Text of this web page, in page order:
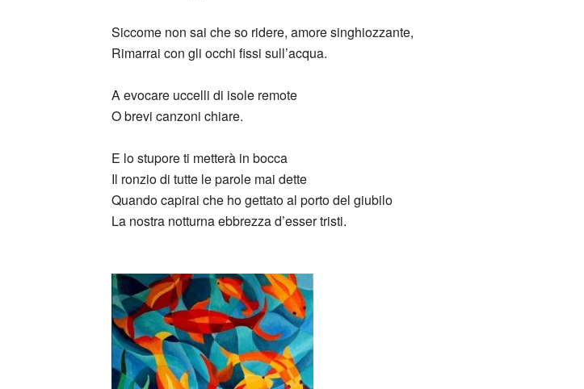
Siccome non sai che so ridere, amore singhiozzante,
Rimarrai con gli occhi fissi sull’acqua.
A evocare uccelli di isole remote
O brevi canzoni chiare.
E lo stupore ti metterà in bocca
Il ronzio di tutte le parole mai dette
Quando capirai che ho gettato al porto del giubilo
La nostra notturna ebbrezza d’esser tristi.